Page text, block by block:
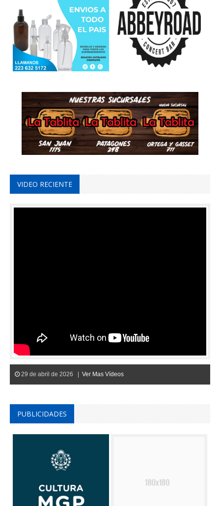
VIDEO RECIENTE
29 de abril de 2026 | Ver Mas Vídeos
PUBLICIDADES